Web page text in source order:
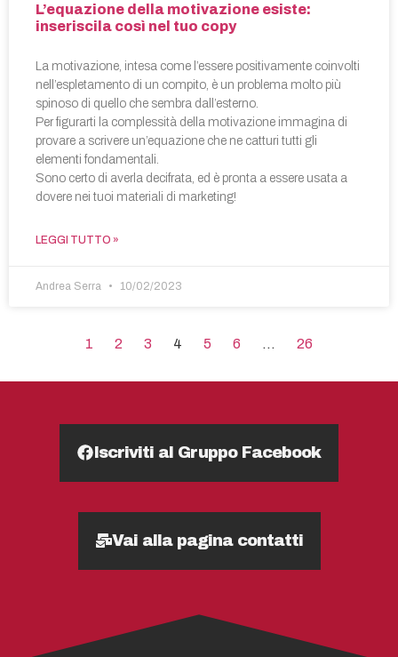
L’equazione della motivazione esiste:
inseriscila così nel tuo copy
La motivazione, intesa come l’essere positivamente coinvolti
nell’espletamento di un compito, è un problema molto più
spinoso di quello che sembra dall’esterno.
Per figurarti la complessità della motivazione immagina di
provare a scrivere un’equazione che ne catturi tutti gli
elementi fondamentali.
Sono certo di averla decifrata, ed è pronta a essere usata a
dovere nei tuoi materiali di marketing!
LEGGI TUTTO »
Andrea Serra 10/02/2023
1 2 3 4 5 6 … 26
Iscriviti al Gruppo Facebook
Vai alla pagina contatti